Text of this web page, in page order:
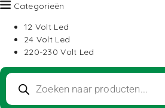
Categorieën
12 Volt Led
24 Volt Led
220-230 Volt Led